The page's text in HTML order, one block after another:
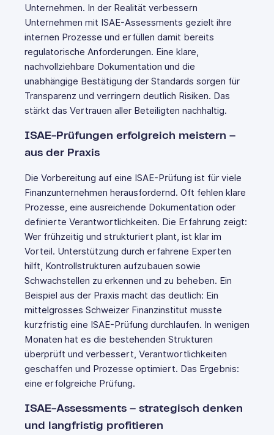
Unternehmen. In der Realität verbessern
Unternehmen mit ISAE-Assessments gezielt ihre
internen Prozesse und erfüllen damit bereits
regulatorische Anforderungen. Eine klare,
nachvollziehbare Dokumentation und die
unabhängige Bestätigung der Standards sorgen für
Transparenz und verringern deutlich Risiken. Das
stärkt das Vertrauen aller Beteiligten nachhaltig.
ISAE-Prüfungen erfolgreich meistern –
aus der Praxis
Die Vorbereitung auf eine ISAE-Prüfung ist für viele
Finanzunternehmen herausfordernd. Oft fehlen klare
Prozesse, eine ausreichende Dokumentation oder
definierte Verantwortlichkeiten. Die Erfahrung zeigt:
Wer frühzeitig und strukturiert plant, ist klar im
Vorteil. Unterstützung durch erfahrene Experten
hilft, Kontrollstrukturen aufzubauen sowie
Schwachstellen zu erkennen und zu beheben. Ein
Beispiel aus der Praxis macht das deutlich: Ein
mittelgrosses Schweizer Finanzinstitut musste
kurzfristig eine ISAE-Prüfung durchlaufen. In wenigen
Monaten hat es die bestehenden Strukturen
überprüft und verbessert, Verantwortlichkeiten
geschaffen und Prozesse optimiert. Das Ergebnis:
eine erfolgreiche Prüfung.
ISAE-Assessments – strategisch denken
und langfristig profitieren